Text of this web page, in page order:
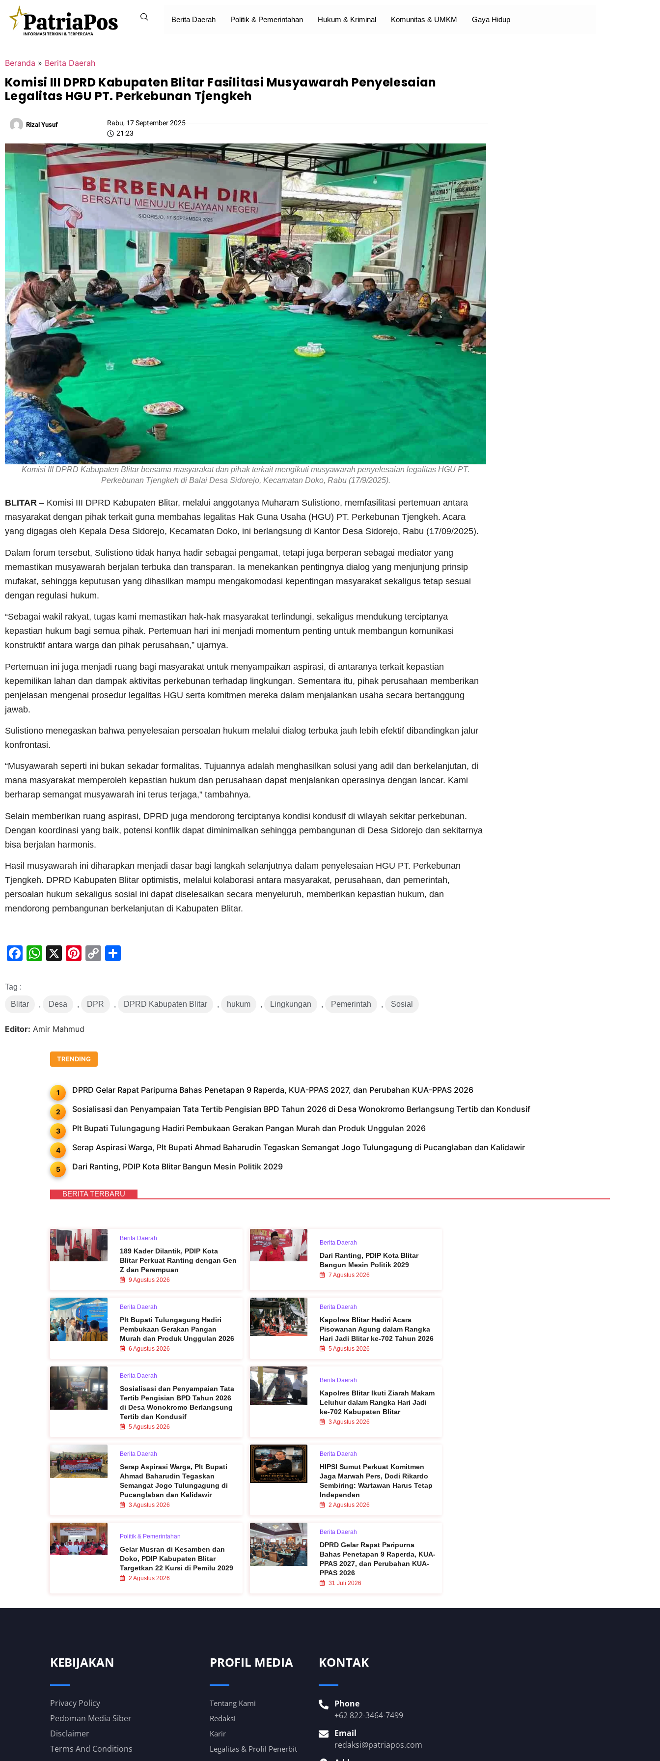
Berita Daerah Politik & Pemerintahan Hukum & Kriminal Komunitas & UMKM Gaya Hidup
Beranda » Berita Daerah
Komisi III DPRD Kabupaten Blitar Fasilitasi Musyawarah Penyelesaian
Legalitas HGU PT. Perkebunan Tjengkeh
Rizal Yusuf
Rabu, 17 September 2025
21:23
Komisi III DPRD Kabupaten Blitar bersama masyarakat dan pihak terkait mengikuti musyawarah penyelesaian legalitas HGU PT.
Perkebunan Tjengkeh di Balai Desa Sidorejo, Kecamatan Doko, Rabu (17/9/2025).
BLITAR – Komisi III DPRD Kabupaten Blitar, melalui anggotanya Muharam Sulistiono, memfasilitasi pertemuan antara
masyarakat dengan pihak terkait guna membahas legalitas Hak Guna Usaha (HGU) PT. Perkebunan Tjengkeh. Acara
yang digagas oleh Kepala Desa Sidorejo, Kecamatan Doko, ini berlangsung di Kantor Desa Sidorejo, Rabu (17/09/2025).
Dalam forum tersebut, Sulistiono tidak hanya hadir sebagai pengamat, tetapi juga berperan sebagai mediator yang
memastikan musyawarah berjalan terbuka dan transparan. Ia menekankan pentingnya dialog yang menjunjung prinsip
mufakat, sehingga keputusan yang dihasilkan mampu mengakomodasi kepentingan masyarakat sekaligus tetap sesuai
dengan regulasi hukum.
“Sebagai wakil rakyat, tugas kami memastikan hak-hak masyarakat terlindungi, sekaligus mendukung terciptanya
kepastian hukum bagi semua pihak. Pertemuan hari ini menjadi momentum penting untuk membangun komunikasi
konstruktif antara warga dan pihak perusahaan,” ujarnya.
Pertemuan ini juga menjadi ruang bagi masyarakat untuk menyampaikan aspirasi, di antaranya terkait kepastian
kepemilikan lahan dan dampak aktivitas perkebunan terhadap lingkungan. Sementara itu, pihak perusahaan memberikan
penjelasan mengenai prosedur legalitas HGU serta komitmen mereka dalam menjalankan usaha secara bertanggung
jawab.
Sulistiono menegaskan bahwa penyelesaian persoalan hukum melalui dialog terbuka jauh lebih efektif dibandingkan jalur
konfrontasi.
“Musyawarah seperti ini bukan sekadar formalitas. Tujuannya adalah menghasilkan solusi yang adil dan berkelanjutan, di
mana masyarakat memperoleh kepastian hukum dan perusahaan dapat menjalankan operasinya dengan lancar. Kami
berharap semangat musyawarah ini terus terjaga,” tambahnya.
Selain memberikan ruang aspirasi, DPRD juga mendorong terciptanya kondisi kondusif di wilayah sekitar perkebunan.
Dengan koordinasi yang baik, potensi konflik dapat diminimalkan sehingga pembangunan di Desa Sidorejo dan sekitarnya
bisa berjalan harmonis.
Hasil musyawarah ini diharapkan menjadi dasar bagi langkah selanjutnya dalam penyelesaian HGU PT. Perkebunan
Tjengkeh. DPRD Kabupaten Blitar optimistis, melalui kolaborasi antara masyarakat, perusahaan, dan pemerintah,
persoalan hukum sekaligus sosial ini dapat diselesaikan secara menyeluruh, memberikan kepastian hukum, dan
mendorong pembangunan berkelanjutan di Kabupaten Blitar.
Facebook
WhatsApp
X Pinterest
Copy
Tag :
Blitar , Desa , DPR , DPRD Kabupaten Blitar , hukum , Lingkungan , Pemerintah , Sosial
Editor: Amir Mahmud
TRENDING
DPRD Gelar Rapat Paripurna Bahas Penetapan 9 Raperda, KUA-PPAS 2027, dan Perubahan KUA-PPAS 2026
Sosialisasi dan Penyampaian Tata Tertib Pengisian BPD Tahun 2026 di Desa Wonokromo Berlangsung Tertib dan Kondusif
Plt Bupati Tulungagung Hadiri Pembukaan Gerakan Pangan Murah dan Produk Unggulan 2026
Serap Aspirasi Warga, Plt Bupati Ahmad Baharudin Tegaskan Semangat Jogo Tulungagung di Pucanglaban dan Kalidawir
Dari Ranting, PDIP Kota Blitar Bangun Mesin Politik 2029
BERITA TERBARU
Berita Daerah
189 Kader Dilantik, PDIP Kota
Blitar Perkuat Ranting dengan Gen
Z dan Perempuan
9 Agustus 2026
Berita Daerah
Dari Ranting, PDIP Kota Blitar
Bangun Mesin Politik 2029
7 Agustus 2026
Berita Daerah
Plt Bupati Tulungagung Hadiri
Pembukaan Gerakan Pangan
Murah dan Produk Unggulan 2026
6 Agustus 2026
Berita Daerah
Kapolres Blitar Hadiri Acara
Pisowanan Agung dalam Rangka
Hari Jadi Blitar ke-702 Tahun 2026
5 Agustus 2026
Berita Daerah
Sosialisasi dan Penyampaian Tata
Tertib Pengisian BPD Tahun 2026
di Desa Wonokromo Berlangsung
Tertib dan Kondusif
5 Agustus 2026
Berita Daerah
Kapolres Blitar Ikuti Ziarah Makam
Leluhur dalam Rangka Hari Jadi
ke-702 Kabupaten Blitar
3 Agustus 2026
Berita Daerah
Serap Aspirasi Warga, Plt Bupati
Ahmad Baharudin Tegaskan
Semangat Jogo Tulungagung di
Pucanglaban dan Kalidawir
3 Agustus 2026
Berita Daerah
HIPSI Sumut Perkuat Komitmen
Jaga Marwah Pers, Dodi Rikardo
Sembiring: Wartawan Harus Tetap
Independen
2 Agustus 2026
Politik & Pemerintahan
Gelar Musran di Kesamben dan
Doko, PDIP Kabupaten Blitar
Targetkan 22 Kursi di Pemilu 2029
2 Agustus 2026
Berita Daerah
DPRD Gelar Rapat Paripurna
Bahas Penetapan 9 Raperda, KUA-
PPAS 2027, dan Perubahan KUA-
PPAS 2026
31 Juli 2026
KEBIJAKAN
Privacy Policy
Pedoman Media Siber
Disclaimer
Terms And Conditions
PROFIL MEDIA
Tentang Kami
Redaksi
Karir
Legalitas & Profil Penerbit
KONTAK
Phone
+62 822-3464-7499
Email
redaksi@patriapos.com